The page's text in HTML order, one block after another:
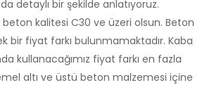
detaylı bir şekilde anlatıyoruz.
beton kalitesi C30 ve üzeri olsun. Beton
bir fiyat farkı bulunmamaktadır. Kaba
kullanacağımız fiyat farkı en fazla
altı ve üstü beton malzemesi içine